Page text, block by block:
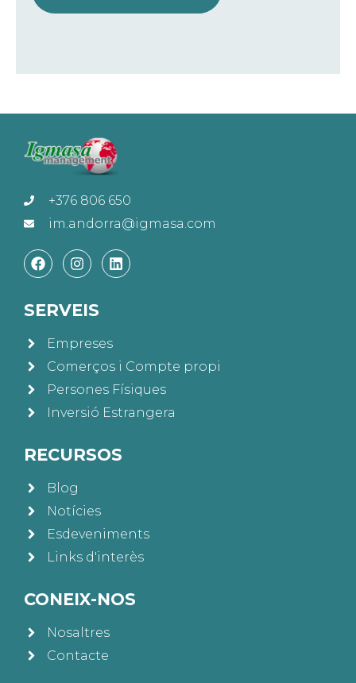
+376 806 650
im.andorra@igmasa.com
SERVEIS
Empreses
Comerços i Compte propi
Persones Físiques
Inversió Estrangera
RECURSOS
Blog
Notícies
Esdeveniments
Links d'interès
CONEIX-NOS
Nosaltres
Contacte